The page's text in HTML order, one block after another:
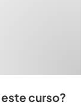
curso?